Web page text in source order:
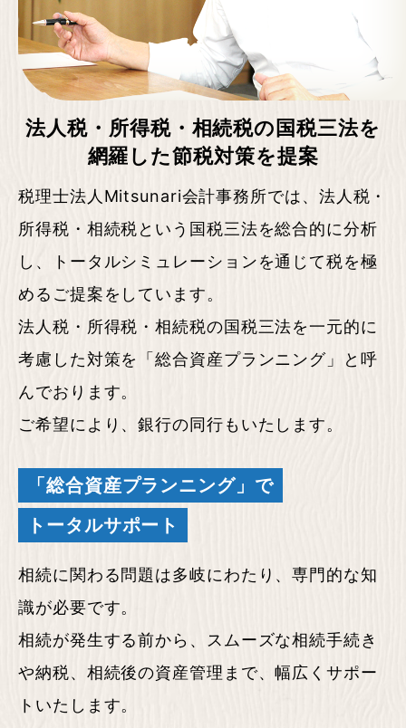
法人税・所得税・ 相続税の国税三法を
網羅した節税対策を提案
税理士法人Mitsunari会計事務所では、法人税・
所得税・相続税という国税三法を総合的に分析
し、トータルシミュレーションを通じて税を極
めるご提案をしています。
法人税・所得税・相続税の国税三法を一元的に
考慮した対策を「総合資産プランニング」と呼
んでおります。
ご希望により、銀行の同行もいたします。
「総合資産プランニング」で
トータルサポート
相続に関わる問題は多岐にわたり、専門的な知
識が必要です。
相続が発生する前から、スムーズな相続手続き
や納税、相続後の資産管理まで、幅広くサポー
トいたします。